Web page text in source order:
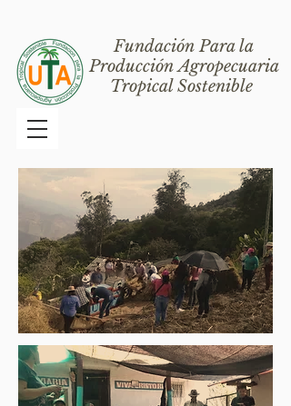
Fundación Para la
Producción Agropecuaria
Tropical Sostenible